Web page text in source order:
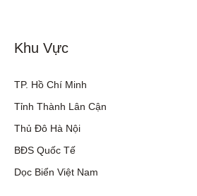
Khu Vực
TP. Hồ Chí Minh
Tỉnh Thành Lân Cận
Thủ Đô Hà Nội
BĐS Quốc Tế
Dọc Biển Việt Nam